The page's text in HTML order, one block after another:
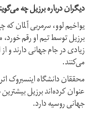
دیگران درباره برزیل چه
یواخیم لوو، سرمربی آلمان
برزیل توسط تیم او رقم
زیادی در جام جهانی دارند و
می‌کنند.
محققان دانشگاه اینسبروک
عنوان کرده‌اند برزیل
جهانی روسیه دارد.